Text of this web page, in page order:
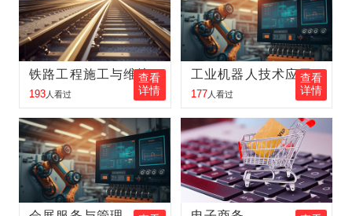
张昕鑫 报名 护理 报名地区：齐齐哈尔
李立新 报名 工程测量 报名地区：五大连池
孙 丽 报名 铁路客运服务 报名地区：大庆
王中琪 报名 铁路客运服务 报名地区：内蒙古
李金奇 报名 邮轮乘务 报名地区：吉林
王梦瑶 报名 电子商务 报名地区：伊春
铁路工程施工与维护
193人看过
查看
详情
工业机器人技术应用
177人看过
查看
详情